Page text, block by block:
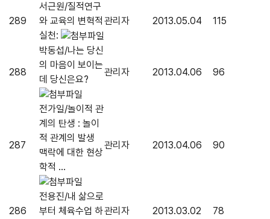
289
서근원/질적연구
와 교육의 변혁적
실천:
관리자 2013.05.04 115
288
박동섭/나는 당신
의 마음이 보이는
데 당신은요?
관리자 2013.04.06 96
287
전가일/놀이적 관
계의 탄생 : 놀이
적 관계의 발생
맥락에 대한 현상
학적 ...
관리자 2013.04.06 90
286
전용진/내 삶으로
부터 체육수업 하관리자 2013.03.02 78